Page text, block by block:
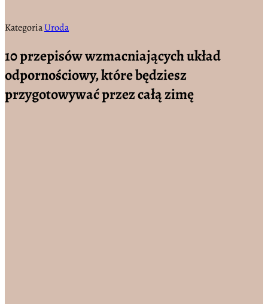
KategoriaUroda
10 przepisów wzmacniających układ
odpornościowy, które będziesz
przygotowywać przez całą zimę